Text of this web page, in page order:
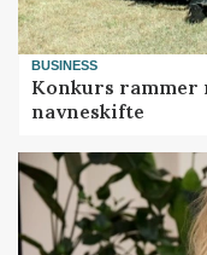
BUSINESS
Konkurs rammer
navneskifte